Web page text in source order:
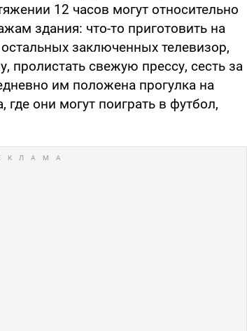
12 часов могут относительно
здания: что-то приготовить на
заключенных телевизор,
пролистать свежую прессу, сесть за
им положена прогулка на
где они могут поиграть в футбол,